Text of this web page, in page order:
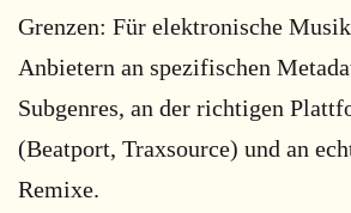
Grenzen: Für elektronische
Anbietern an spezifischen
Subgenres, an der richtigen
(Beatport, Traxsource) und an
Remixe.